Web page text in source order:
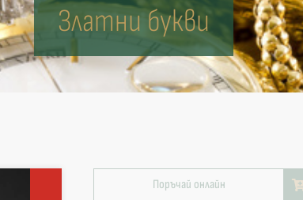
Златни букви
Поръчай онлайн